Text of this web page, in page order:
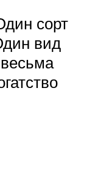
сорт
вид